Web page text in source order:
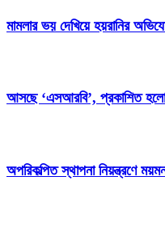
মামলার ভয় দেখিয়ে হয়রানির
আসছে ‘এসআরবি’, প্রকাশিত
অপরিকল্পিত স্থাপনা নিয়ন্ত্রণে